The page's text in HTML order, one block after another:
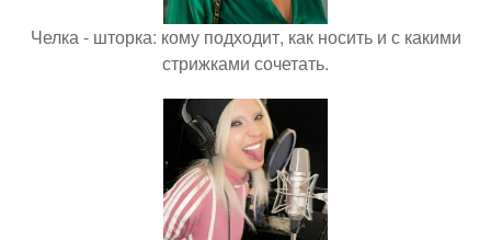
Челка - шторка: кому подходит, как носить и с какими
стрижками сочетать.